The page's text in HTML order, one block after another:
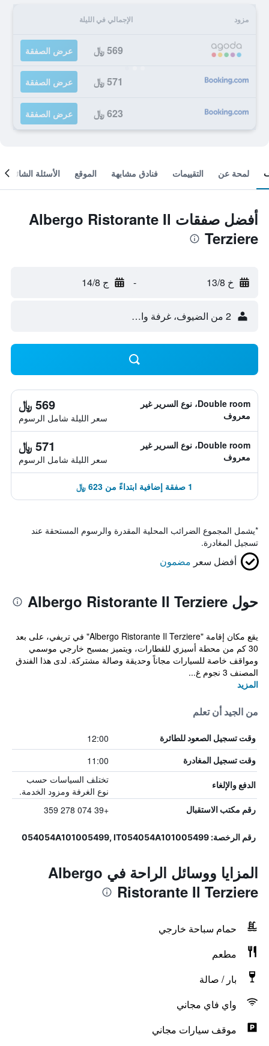
مزود الإجمالي في الليلة
569 ﷼ عرض الصفقة
571 ﷼ عرض الصفقة
623 ﷼ عرض الصفقة
لمحة عن التقييمات فنادق مشابهة الموقع الأسئلة الشائعة
أفضل صفقات Albergo Ristorante Il
Terziere
خ 13/8 - ج 14/8
2 من الضيوف، غرفة واحدة
Double room، نوع السرير غير
معروف
569 ﷼
سعر الليلة شامل الرسوم
Double room، نوع السرير غير
معروف
571 ﷼
سعر الليلة شامل الرسوم
1 صفقة إضافية ابتداءً من 623 ﷼
*يشمل المجموع الضرائب المحلية المقدرة والرسوم المستحقة عند
تسجيل المغادرة.
أفضل سعر مضمون
حول Albergo Ristorante Il Terziere
يقع مكان إقامة "Albergo Ristorante Il Terziere" في تريفي، على بعد
30 كم من محطة أسيزي للقطارات، ويتميز بمسبح خارجي موسمي
ومواقف خاصة للسيارات مجاناً وحديقة وصالة مشتركة. لدى هذا الفندق
المصنف 3 نجوم غ...
المزيد
من الجيد أن تعلم
وقت تسجيل الصعود للطائرة 12:00
وقت تسجيل المغادرة 11:00
الدفع والإلغاء
تختلف السياسات حسب
نوع الغرفة ومزود الخدمة.
رقم مكتب الاستقبال +39 074 278 359
رقم الرخصة: 054054A101005499, IT054054A101005499
المزايا ووسائل الراحة في Albergo
Ristorante Il Terziere
حمام سباحة خارجي
مطعم
بار / صالة
واي فاي مجاني
موقف سيارات مجاني